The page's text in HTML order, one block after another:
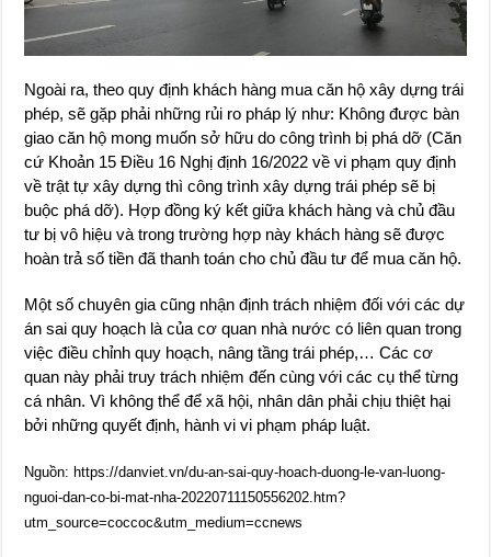
Ngoài ra, theo quy định khách hàng mua căn hộ xây dựng trái
phép, sẽ gặp phải những rủi ro pháp lý như: Không được bàn
giao căn hộ mong muốn sở hữu do công trình bị phá dỡ (Căn
cứ Khoản 15 Điều 16 Nghị định 16/2022 về vi phạm quy định
về trật tự xây dựng thì công trình xây dựng trái phép sẽ bị
buộc phá dỡ). Hợp đồng ký kết giữa khách hàng và chủ đầu
tư bị vô hiệu và trong trường hợp này khách hàng sẽ được
hoàn trả số tiền đã thanh toán cho chủ đầu tư để mua căn hộ.
Một số chuyên gia cũng nhận định trách nhiệm đối với các dự
án sai quy hoạch là của cơ quan nhà nước có liên quan trong
việc điều chỉnh quy hoạch, nâng tầng trái phép,… Các cơ
quan này phải truy trách nhiệm đến cùng với các cụ thể từng
cá nhân. Vì không thể để xã hội, nhân dân phải chịu thiệt hại
bởi những quyết định, hành vi vi phạm pháp luật.
Nguồn: https://danviet.vn/du-an-sai-quy-hoach-duong-le-van-luong-
nguoi-dan-co-bi-mat-nha-20220711150556202.htm?
utm_source=coccoc&utm_medium=ccnews